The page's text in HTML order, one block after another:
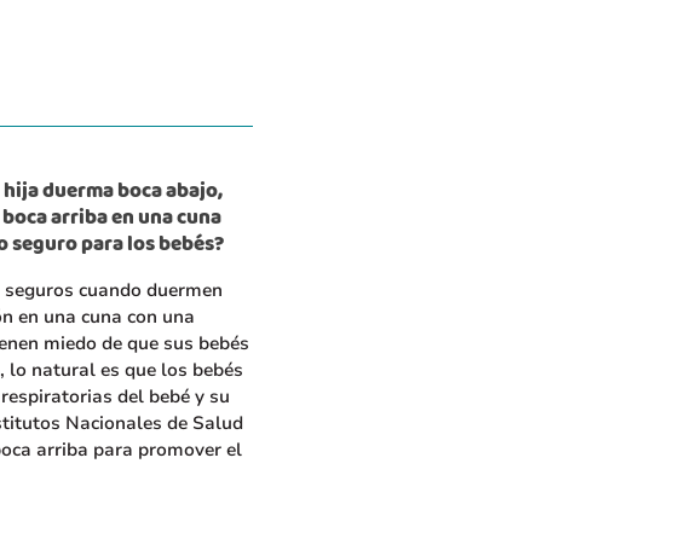
duerma boca abajo,
arriba en una cuna
seguro para los bebés?
cuando duermen
en una cuna con una
miedo de que sus bebés
lo natural es que los bebés
del bebé y su
Nacionales de Salud
arriba para promover el